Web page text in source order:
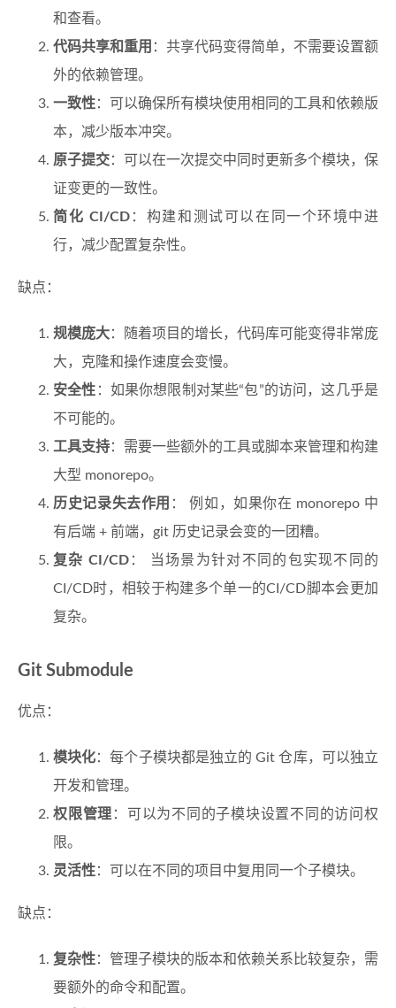
和查看。
代码共享和重用 ：共享代码变得简单，不需要设置额
外的依赖管理。
一致性：可以确保所有模块使用相同的工具和依赖版
本，减少版本冲突。
原子提交：可以在一次提交中同时更新多个模块，保
证变更的一致性。
简化 CI/CD：构建和测试可以在同一个环境中进
行，减少配置复杂性。
缺点：
规模庞大：随着项目的增长，代码库可能变得非常庞
大，克隆和操作速度会变慢。
安全性 ：如果你想限制对某些“包”的访问，这几乎是
不可能的。
工具支持：需要一些额外的工具或脚本来管理和构建
大型 monorepo。
历史记录失去作用 ： 例如，如果你在 monorepo 中
有后端 + 前端，git 历史记录会变的一团糟。
复杂 CI/CD： 当场景为针对不同的包实现不同的
CI/CD时，相较于构建多个单一的CI/CD脚本会更加
复杂。
Git Submodule
优点：
模块化：每个子模块都是独立的 Git 仓库，可以独立
开发和管理。
权限管理 ：可以为不同的子模块设置不同的访问权
限。
灵活性：可以在不同的项目中复用同一个子模块。
缺点：
复杂性：管理子模块的版本和依赖关系比较复杂，需
要额外的命令和配置。